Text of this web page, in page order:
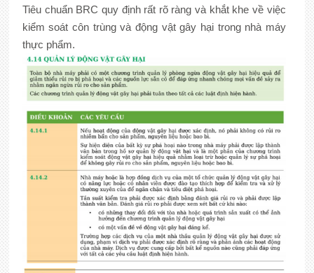
Tiêu chuẩn BRC quy định rất rõ ràng và khắt khe về việc
kiểm soát côn trùng và động vật gây hại trong nhà máy
thực phẩm.